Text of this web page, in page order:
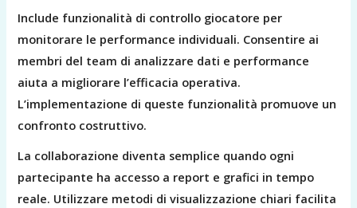
Include funzionalità di controllo giocatore per
monitorare le performance individuali. Consentire ai
membri del team di analizzare dati e performance
aiuta a migliorare l’efficacia operativa.
L’implementazione di queste funzionalità promuove un
confronto costruttivo.
La collaborazione diventa semplice quando ogni
partecipante ha accesso a report e grafici in tempo
reale. Utilizzare metodi di visualizzazione chiari facilita